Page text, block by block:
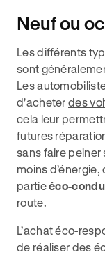
Neuf ou
Les différents
sont
Les
d'acheterdes
cela leur
futures
sans faire
moins
partieéco-
route.
L’achat éco-
de réaliser des